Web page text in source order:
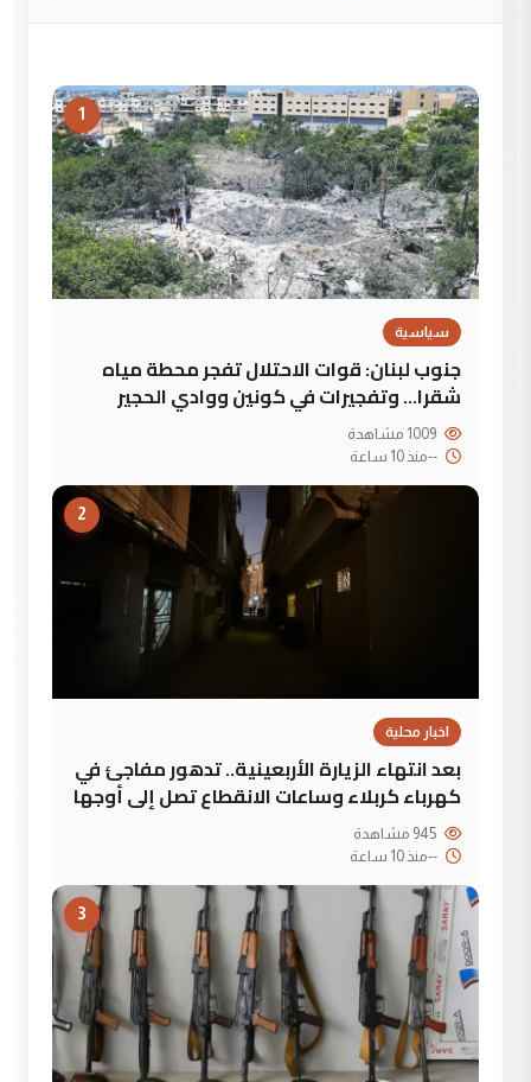
1
سياسية
جنوب لبنان: قوات الاحتلال تفجر محطة مياه
شقرا… وتفجيرات في كونين ووادي الحجير
--منذ 10 ساعة
2
اخبار محلية
بعد انتهاء الزيارة الأربعينية.. تدهور مفاجئ في
كهرباء كربلاء وساعات الانقطاع تصل إلى أوجها
--منذ 10 ساعة
3